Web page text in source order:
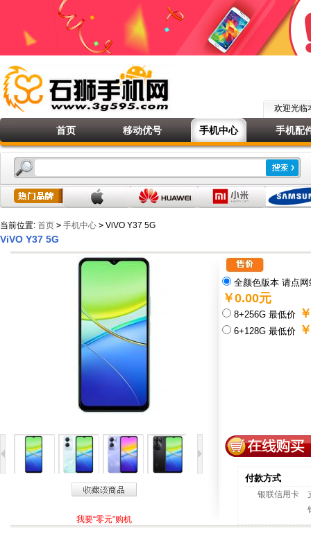
欢迎光
首页 移动优号 手机中心 手机配
当前位置: 首页 > 手机中心 > ViVO Y37 5G
ViVO Y37 5G
我要“零元”购机
全颜色版本 请点
￥0.00元
8+256G 最低价
6+128G 最低价
付款方式
银联信用卡